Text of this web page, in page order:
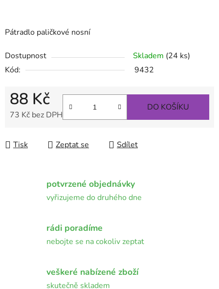
Pátradlo paličkové nosní
Dostupnost Skladem (24 ks)
Kód:
9432
88 Kč
73 Kč bez DPH
DO KOŠÍKU
Tisk Zeptat se Sdílet
potvrzené objednávky
vyřizujeme do druhého dne
rádi poradíme
nebojte se na cokoliv zeptat
veškeré nabízené zboží
skutečně skladem